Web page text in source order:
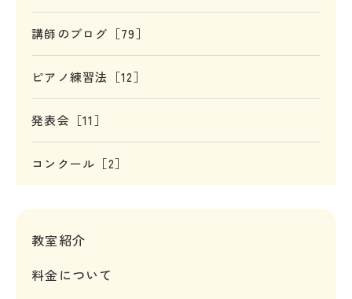
講師のブログ［79］
ピアノ練習法［12］
発表会［11］
コンクール［2］
教室紹介
料金について